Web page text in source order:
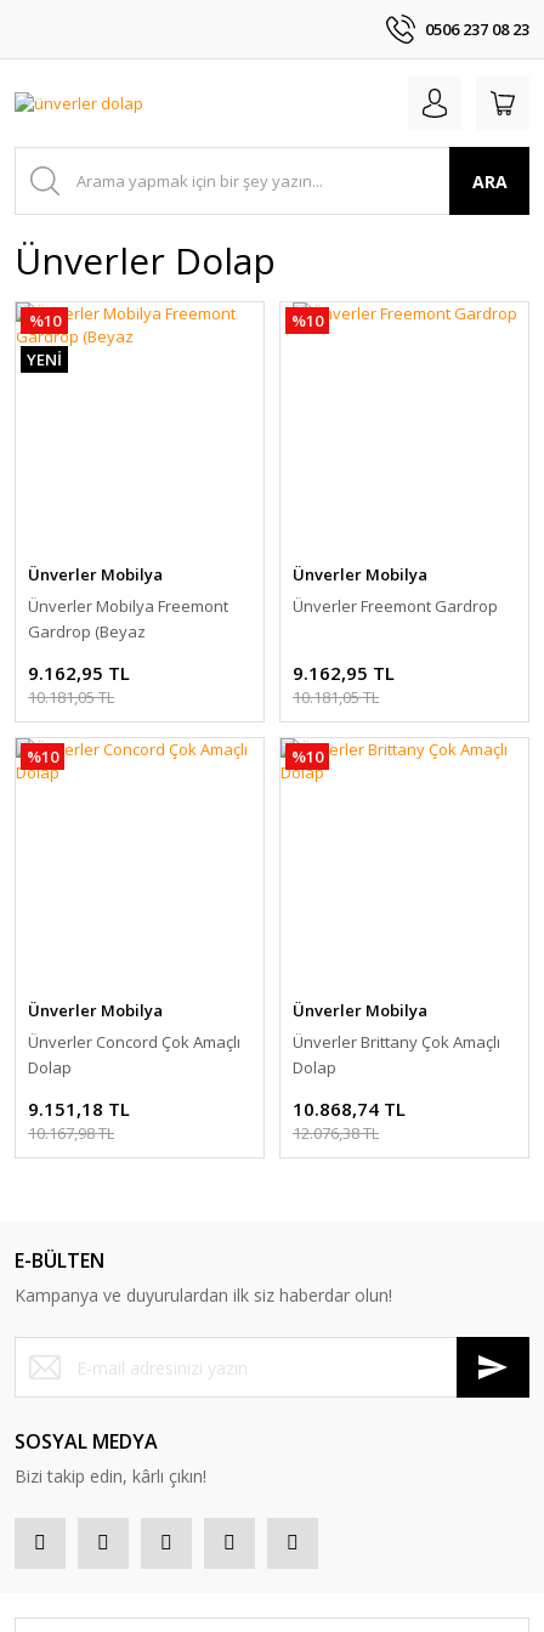
0506 237 08 23
ARA
Ünverler Dolap
%10
YENİ
Ünverler Mobilya
Ünverler Mobilya Freemont
Gardrop (Beyaz
9.162,95 TL
10.181,05 TL
%10
Ünverler Mobilya
Ünverler Freemont Gardrop
9.162,95 TL
10.181,05 TL
%10
Ünverler Mobilya
Ünverler Concord Çok Amaçlı
Dolap
9.151,18 TL
10.167,98 TL
%10
Ünverler Mobilya
Ünverler Brittany Çok Amaçlı
Dolap
10.868,74 TL
12.076,38 TL
E-BÜLTEN
Kampanya ve duyurulardan ilk siz haberdar olun!
SOSYAL MEDYA
Bizi takip edin, kârlı çıkın!